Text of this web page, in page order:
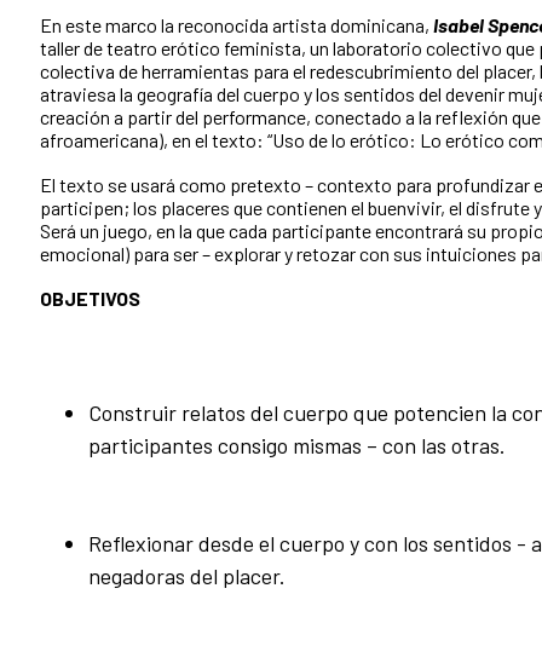
En este marco la reconocida artista dominicana, Isabel
taller de teatro erótico feminista, un laboratorio colectivo
colectiva de herramientas para el redescubrimiento del
atraviesa la geografía del cuerpo y los sentidos del devenir
creación a partir del performance, conectado a la reflexión
afroamericana), en el texto: “Uso de lo erótico: Lo erótico
El texto se usará como pretexto – contexto para profundizar
participen; los placeres que contienen el buenvivir, el disfrute
Será un juego, en la que cada participante encontrará su
emocional) para ser – explorar y retozar con sus intuiciones
OBJETIVOS
Construir relatos del cuerpo que potencien la
participantes consigo mismas – con las otras.
Reflexionar desde el cuerpo y con los sentidos -
negadoras del placer.